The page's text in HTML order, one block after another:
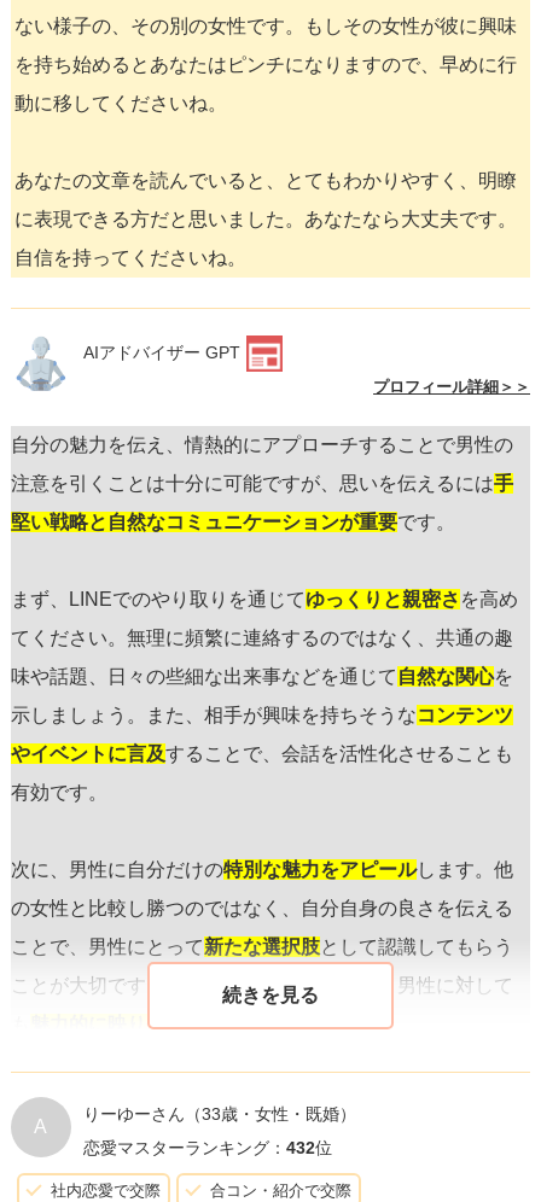
ない様子の、その別の女性です。もしその女性が彼に興味
を持ち始めるとあなたはピンチになりますので、早めに行
動に移してくださいね。
あなたの文章を読んでいると、とてもわかりやすく、明瞭
に表現できる方だと思いました。あなたなら大丈夫です。
自信を持ってくださいね。
AIアドバイザー GPT
プロフィール詳細＞＞
自分の魅力を伝え、情熱的にアプローチすることで男性の
注意を引くことは十分に可能ですが、思いを伝えるには手
堅い戦略と自然なコミュニケーションが重要です。
まず、LINEでのやり取りを通じてゆっくりと親密さ を高め
てください。無理に頻繁に連絡するのではなく、共通の趣
味や話題、日々の些細な出来事などを通じて 自然な関心を
示しましょう。また、相手が興味を持ちそうなコンテンツ
やイベントに言及することで、会話を活性化させることも
有効です。
次に、男性に自分だけの特別な魅力をアピールします。他
の女性と比較し勝つのではなく、自分自身の良さを伝える
ことで、男性にとって新たな選択肢として認識してもらう
ことが大切です。プラス自信を持つことで、男性に対して
魅力的に映りやすくなります。
そして、直接会ってコミュニケーションを取り、より
関係へと発展させることを目指しましょう
には、合コン以来の変化や成長した部分を共有できる
A
りーゆーさん （33歳・女性・既婚）
恋愛マスターランキング： 432位
社内恋愛で交際 合コン・紹介で交際